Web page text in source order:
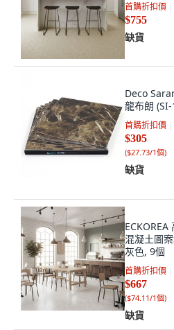
首購折扣價
$755
缺貨
Deco
龍布朗
首購折扣價
$305
($27.73/1個)
缺貨
混凝土圖
灰色, 9個
首購折扣價
$667
($74.11/1個)
缺貨